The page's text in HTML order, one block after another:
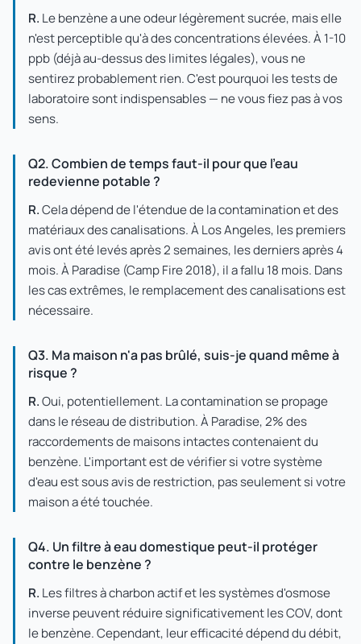
R. Le benzène a une odeur légèrement sucrée, mais elle
n'est perceptible qu'à des concentrations élevées. À 1-10
ppb (déjà au-dessus des limites légales), vous ne
sentirez probablement rien. C'est pourquoi les tests de
laboratoire sont indispensables — ne vous fiez pas à vos
sens.
Q2. Combien de temps faut-il pour que l'eau
redevienne potable ?
R.Cela dépend de l'étendue de la contamination et des
matériaux des canalisations. À Los Angeles, les premiers
avis ont été levés après 2 semaines, les derniers après 4
mois. À Paradise (Camp Fire 2018), il a fallu 18 mois. Dans
les cas extrêmes, le remplacement des canalisations est
nécessaire.
Q3. Ma maison n'a pas brûlé, suis-je quand même à
risque ?
R.Oui, potentiellement. La contamination se propage
dans le réseau de distribution. À Paradise, 2% des
raccordements de maisons intactes contenaient du
benzène. L'important est de vérifier si votre système
d'eau est sous avis de restriction, pas seulement si votre
maison a été touchée.
Q4. Un filtre à eau domestique peut-il protéger
contre le benzène ?
R. Les filtres à charbon actif et les systèmes d'osmose
inverse peuvent réduire significativement les COV, dont
le benzène. Cependant, leur efficacité dépend du débit,